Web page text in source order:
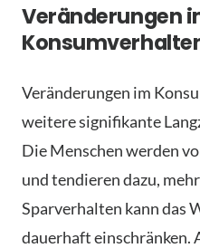
Veränderungen
Veränderungen im
weitere signifikante
Die Menschen werden
und tendieren dazu,
Sparverhalten kann das
dauerhaft einschränken.